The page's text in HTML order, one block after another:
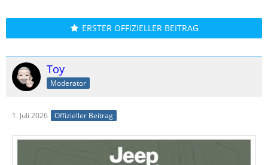
ERSTER OFFIZIELLER BEITRAG
Toy
Moderator
1. Juli 2026 Offizieller Beitrag